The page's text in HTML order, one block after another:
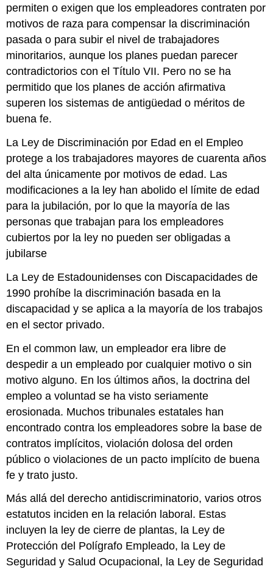
permiten o exigen que los empleadores contraten por
motivos de raza para compensar la discriminación
pasada o para subir el nivel de trabajadores
minoritarios, aunque los planes puedan parecer
contradictorios con el Título VII. Pero no se ha
permitido que los planes de acción afirmativa
superen los sistemas de antigüedad o méritos de
buena fe.
La Ley de Discriminación por Edad en el Empleo
protege a los trabajadores mayores de cuarenta años
del alta únicamente por motivos de edad. Las
modificaciones a la ley han abolido el límite de edad
para la jubilación, por lo que la mayoría de las
personas que trabajan para los empleadores
cubiertos por la ley no pueden ser obligadas a
jubilarse
La Ley de Estadounidenses con Discapacidades de
1990 prohíbe la discriminación basada en la
discapacidad y se aplica a la mayoría de los trabajos
en el sector privado.
En el common law, un empleador era libre de
despedir a un empleado por cualquier motivo o sin
motivo alguno. En los últimos años, la doctrina del
empleo a voluntad se ha visto seriamente
erosionada. Muchos tribunales estatales han
encontrado contra los empleadores sobre la base de
contratos implícitos, violación dolosa del orden
público o violaciones de un pacto implícito de buena
fe y trato justo.
Más allá del derecho antidiscriminatorio, varios otros
estatutos inciden en la relación laboral. Estas
incluyen la ley de cierre de plantas, la Ley de
Protección del Polígrafo Empleado, la Ley de
Seguridad y Salud Ocupacional, la Ley de Seguridad